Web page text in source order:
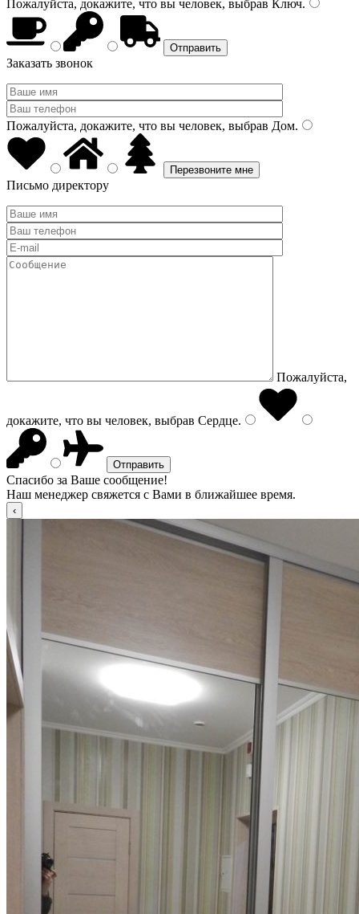
Пожалуйста, докажите, что вы человек, выбрав Ключ.
Заказать звонок
Пожалуйста, докажите, что вы человек, выбрав Дом.
Письмо директору
Пожалуйста,
докажите, что вы человек, выбрав Сердце.
Спасибо за Ваше сообщение!
Наш менеджер свяжется с Вами в ближайшее время.